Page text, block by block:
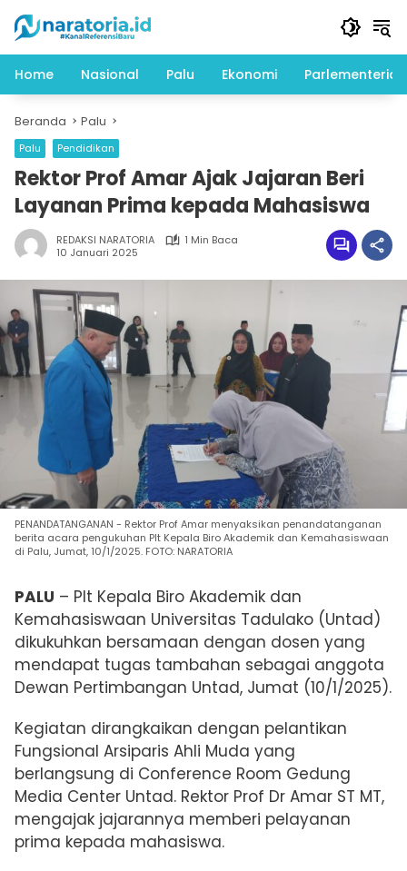
konten
Home
Nasional Palu Ekonomi Parlementeria
Beranda Palu
Palu Pendidikan
Rektor Prof Amar Ajak Jajaran Beri
Layanan Prima kepada Mahasiswa
REDAKSI NARATORIA
1 Min Baca
10 Januari 2025
PENANDATANGANAN - Rektor Prof Amar menyaksikan penandatanganan
berita acara pengukuhan Plt Kepala Biro Akademik dan Kemahasiswaan
di Palu, Jumat, 10/1/2025. FOTO: NARATORIA
PALU – Plt Kepala Biro Akademik dan
Kemahasiswaan Universitas Tadulako (Untad)
dikukuhkan bersamaan dengan dosen yang
mendapat tugas tambahan sebagai anggota
Dewan Pertimbangan Untad, Jumat (10/1/2025).
Kegiatan dirangkaikan dengan pelantikan
Fungsional Arsiparis Ahli Muda yang
berlangsung di Conference Room Gedung
Media Center Untad. Rektor Prof Dr Amar ST MT,
mengajak jajarannya memberi pelayanan
prima kepada mahasiswa.